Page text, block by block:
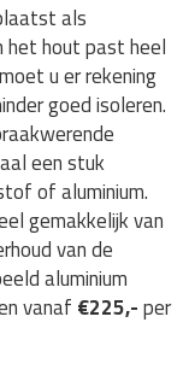
als
het hout past heel
u er rekening
goed isoleren.
een stuk
of aluminium.
gemakkelijk van
van de
aluminium
vanaf €225,-per